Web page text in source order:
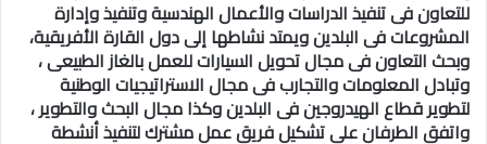
للتعاون فى تنفيذ الدراسات والأعمال الهندسية وتنفيذ وإدارة
المشروعات فى البلدين ويمتد نشاطها إلى دول القارة الأفريقية،
وبحث التعاون فى مجال تحويل السيارات للعمل بالغاز الطبيعى ،
وتبادل المعلومات والتجارب فى مجال الاستراتيجيات الوطنية
لتطوير قطاع الهيدروجين فى البلدين وكذا مجال البحث والتطوير ،
واتفق الطرفان على تشكيل فريق عمل مشترك لتنفيذ أنشطة